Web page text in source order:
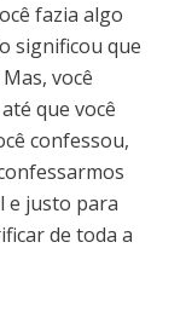
fazia algo
significou que
você
que você
confessou,
e justo para
de toda a